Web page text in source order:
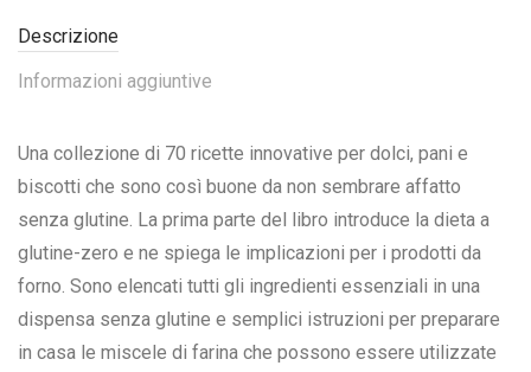
Descrizione
Informazioni aggiuntive
Una collezione di 70 ricette innovative per dolci, pani e
biscotti che sono così buone da non sembrare affatto
senza glutine. La prima parte del libro introduce la dieta a
glutine-zero e ne spiega le implicazioni per i prodotti da
forno. Sono elencati tutti gli ingredienti essenziali in una
dispensa senza glutine e semplici istruzioni per preparare
in casa le miscele di farina che possono essere utilizzate